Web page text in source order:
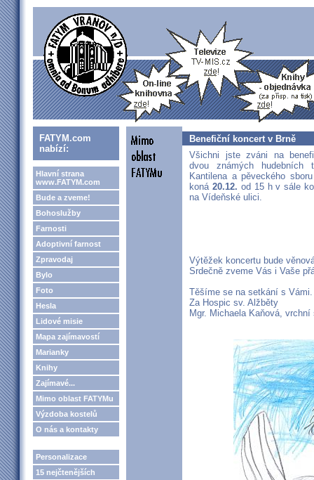
FATYM.com
nabízí:
Hlavní strana
www.FATYM.com
Bude a zveme!
Bohoslužby
Farnosti
Adoptivní farnost
Zpravodaj
Bylo
Foto
Hesla
Lidové misie
Mapa zajímavostí
Marianky
Knihy
Zajímavé...
Mimo oblast FATYMu
Výzdoba kostelů
O nás a kontakty
Personalizace
15 nejčtenějších
Benefiční koncert v Brně
Všichni jste zváni na
dvou známých hudebních
Kantilena a pěveckého
koná20.12. od 15 h v sále
na Vídeňské ulici.
Výtěžek koncertu bude
Srdečně zveme Vás i Vaše
Těšíme se na setkání s Vámi.
Za Hospic sv. Alžběty
Mgr. Michaela Kaňová,